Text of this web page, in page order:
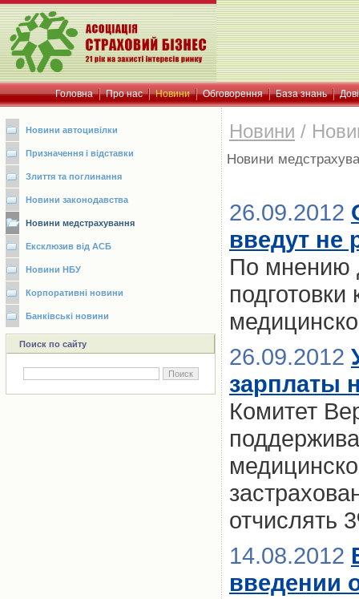
Головна Про нас Новини Обговорення База знань
Новини автоцивілки
Призначення і відставки
Злиття та поглинання
Новини законодавства
Новини медстрахування
Ексклюзив від АСБ
Новини НБУ
Корпоративні новини
Банківські новини
Поиск по сайту
Новини /
Новини
26.09.2012
введут не
По мнению
26.09.2012
зарплаты
Комитет
отчислять
14.08.2012
введении